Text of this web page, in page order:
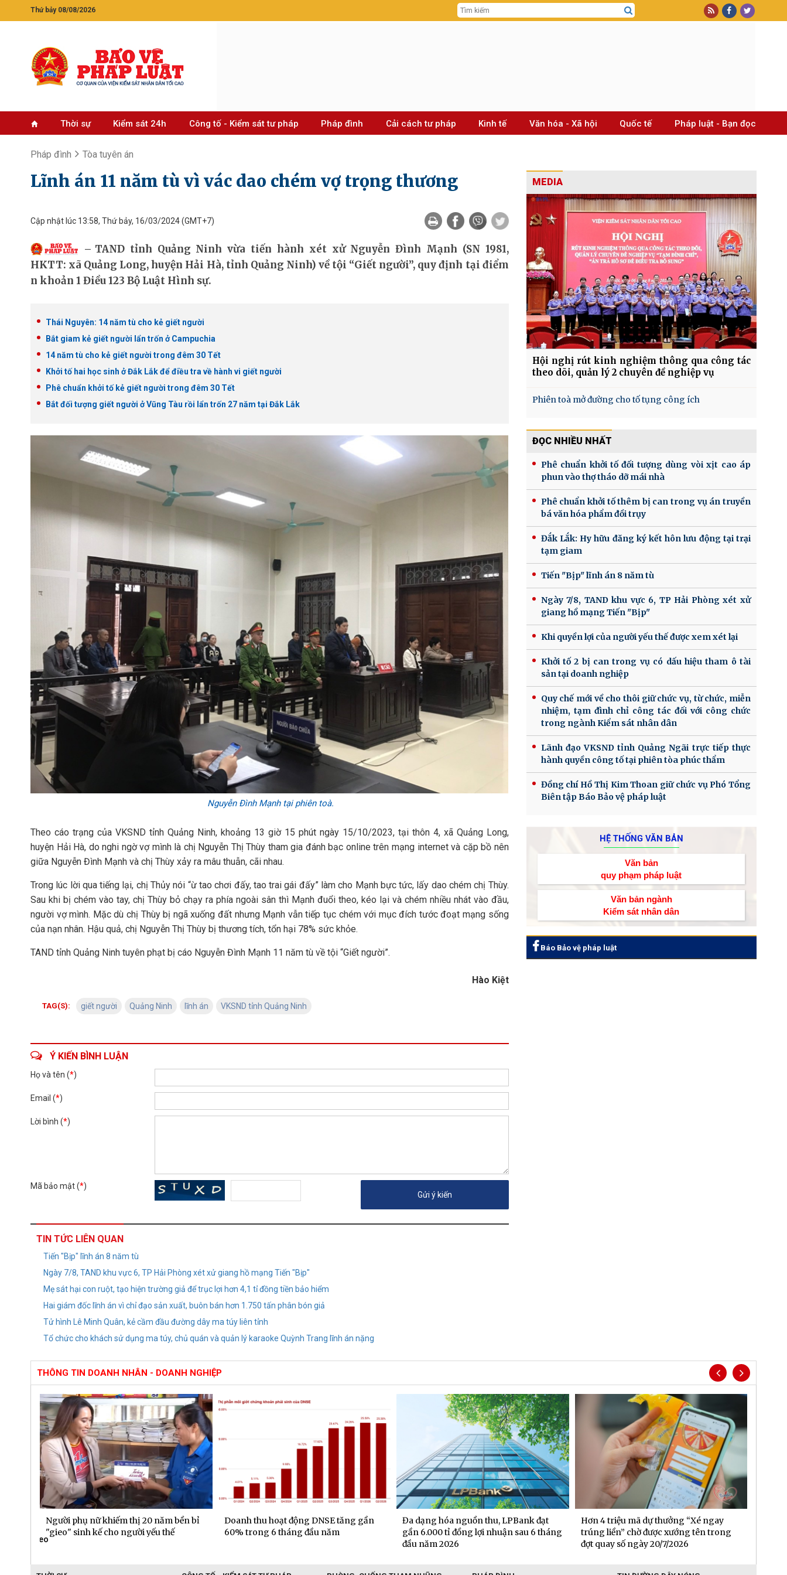
Thứ bảy 08/08/2026
Thời sự Kiểm sát 24h Công tố - Kiểm sát tư pháp Pháp đình Cải cách tư pháp Kinh tế Văn hóa - Xã hội Quốc tế Pháp luật - Bạn đọc
Pháp đình Tòa tuyên án
Lĩnh án 11 năm tù vì vác dao chém vợ trọng thương
Cập nhật lúc 13:58, Thứ bảy, 16/03/2024(GMT+7)
​TAND tỉnh Quảng Ninh vừa tiến hành xét xử Nguyễn Đình Mạnh (SN 1981,
HKTT: xã Quảng Long, huyện Hải Hà, tỉnh Quảng Ninh) về tội “Giết người”, quy định tại điểm
n khoản 1 Điều 123 Bộ Luật Hình sự.
Thái Nguyên: 14 năm tù cho kẻ giết người
Bắt giam kẻ giết người lẩn trốn ở Campuchia
14 năm tù cho kẻ giết người trong đêm 30 Tết
Khởi tố hai học sinh ở Đắk Lắk để điều tra về hành vi giết người
Phê chuẩn khởi tố kẻ giết người trong đêm 30 Tết
Bắt đối tượng giết người ở Vũng Tàu rồi lẩn trốn 27 năm tại Đắk Lắk
Nguyễn Đình Mạnh tại phiên toà.
Theo cáo trạng của VKSND tỉnh Quảng Ninh, khoảng 13 giờ 15 phút ngày 15/10/2023, tại thôn 4, xã Quảng Long,
huyện Hải Hà, do nghi ngờ vợ mình là chị Nguyễn Thị Thùy tham gia đánh bạc online trên mạng internet và cặp bồ nên
giữa Nguyễn Đình Mạnh và chị Thùy xảy ra mâu thuẫn, cãi nhau.
Trong lúc lời qua tiếng lại, chị Thủy nói “ừ tao chơi đấy, tao trai gái đấy” làm cho Mạnh bực tức, lấy dao chém chị Thùy.
Sau khi bị chém vào tay, chị Thùy bỏ chạy ra phía ngoài sân thì Mạnh đuổi theo, kéo lại và chém nhiều nhát vào đầu,
người vợ mình. Mặc dù chị Thùy bị ngã xuống đất nhưng Mạnh vẫn tiếp tục chém với mục đích tước đoạt mạng sống
của nạn nhân. Hậu quả, chị Nguyễn Thị Thùy bị thương tích, tổn hại 78% sức khỏe.
TAND tỉnh Quảng Ninh tuyên phạt bị cáo Nguyễn Đình Mạnh 11 năm tù về tội “Giết người”.
Hào Kiệt
TAG(S): giết người Quảng Ninh lĩnh án VKSND tỉnh Quảng Ninh
Ý KIẾN BÌNH LUẬN
Họ và tên (*)
Email (*)
Lời bình (*)
Mã bảo mật (*)
TIN TỨC LIÊN QUAN
Tiến "Bịp" lĩnh án 8 năm tù
Ngày 7/8, TAND khu vực 6, TP Hải Phòng xét xử giang hồ mạng Tiến "Bịp"
Mẹ sát hại con ruột, tạo hiện trường giả để trục lợi hơn 4,1 tỉ đồng tiền bảo hiểm
Hai giám đốc lĩnh án vì chỉ đạo sản xuất, buôn bán hơn 1.750 tấn phân bón giả
Tử hình Lê Minh Quân, kẻ cầm đầu đường dây ma túy liên tỉnh
Tổ chức cho khách sử dụng ma túy, chủ quán và quản lý karaoke Quỳnh Trang lĩnh án nặng
MEDIA
Hội nghị rút kinh nghiệm thông qua công tác
theo dõi, quản lý 2 chuyên đề nghiệp vụ
Phiên toà mở đường cho tố tụng công ích
ĐỌC NHIỀU NHẤT
Phê chuẩn khởi tố đối tượng dùng vòi xịt cao áp
phun vào thợ tháo dỡ mái nhà
Phê chuẩn khởi tố thêm bị can trong vụ án truyền
bá văn hóa phẩm đồi trụy
Đắk Lắk: Hy hữu đăng ký kết hôn lưu động tại trại
tạm giam
Tiến "Bịp" lĩnh án 8 năm tù
Ngày 7/8, TAND khu vực 6, TP Hải Phòng xét xử
giang hồ mạng Tiến "Bịp"
Khi quyền lợi của người yếu thế được xem xét lại
Khởi tố 2 bị can trong vụ có dấu hiệu tham ô tài
sản tại doanh nghiệp
Quy chế mới về cho thôi giữ chức vụ, từ chức, miễn
nhiệm, tạm đình chỉ công tác đối với công chức
trong ngành Kiểm sát nhân dân
Lãnh đạo VKSND tỉnh Quảng Ngãi trực tiếp thực
hành quyền công tố tại phiên tòa phúc thẩm
Đồng chí Hồ Thị Kim Thoan giữ chức vụ Phó Tổng
Biên tập Báo Bảo vệ pháp luật
HỆ THỐNG VĂN BẢN
Văn bản
quy phạm pháp luật
Văn bản ngành
Kiểm sát nhân dân
Báo Bảo vệ pháp luật
THÔNG TIN DOANH NHÂN - DOANH NGHIỆP
Người phụ nữ khiếm thị 20 năm bền bỉ
"gieo" sinh kế cho người yếu thế
Doanh thu hoạt động DNSE tăng gần
60% trong 6 tháng đầu năm
Đa dạng hóa nguồn thu, LPBank đạt
gần 6.000 tỉ đồng lợi nhuận sau 6 tháng
đầu năm 2026
Hơn 4 triệu mã dự thưởng “Xé ngay
trúng liền” chờ được xướng tên trong
đợt quay số ngày 20/7/2026